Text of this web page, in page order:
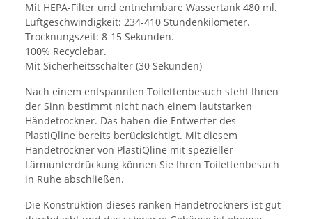
Mit HEPA-Filter und entnehmbare Wassertank 480 ml.
Luftgeschwindigkeit: 234-410 Stundenkilometer.
Trocknungszeit: 8-15 Sekunden.
100% Recyclebar.
Mit Sicherheitsschalter (30 Sekunden)
Nach einem entspannten Toilettenbesuch steht Ihnen
der Sinn bestimmt nicht nach einem lautstarken
Händetrockner. Das haben die Entwerfer des
PlastiQline bereits berücksichtigt. Mit diesem
Händetrockner von PlastiQline mit spezieller
Lärmunterdrückung können Sie Ihren Toilettenbesuch
in Ruhe abschließen.
Die Konstruktion dieses ranken Händetrockners ist gut